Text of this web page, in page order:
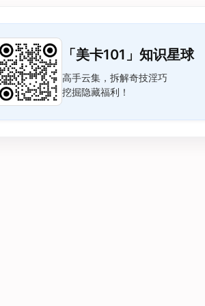
「美卡101」知识星球
高手云集，拆解奇技淫巧
挖掘隐藏福利！